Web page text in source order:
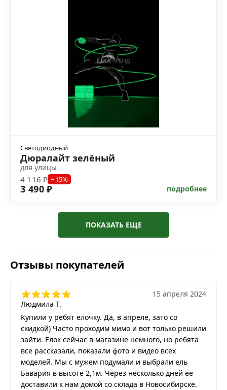
Светодиодный
Дюралайт зелёный
для улицы
4 116 ₽ −15%
3 490 ₽ подробнее
ПОКАЗАТЬ ЕЩЕ
Отзывы покупателей
Людмила Т.
15 апреля 2024
Купили у ребят елочку. Да, в апреле, зато со
скидкой) Часто проходим мимо и вот только решили
зайти. Ёлок сейчас в магазине немного, но ребята
все рассказали, показали фото и видео всех
моделей. Мы с мужем подумали и выбрали ель
Бавария в высоте 2,1м. Через несколько дней ее
доставили к нам домой со склада в Новосибирске.